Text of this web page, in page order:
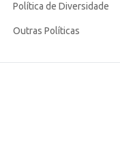
Política de Diversidade
Outras Políticas